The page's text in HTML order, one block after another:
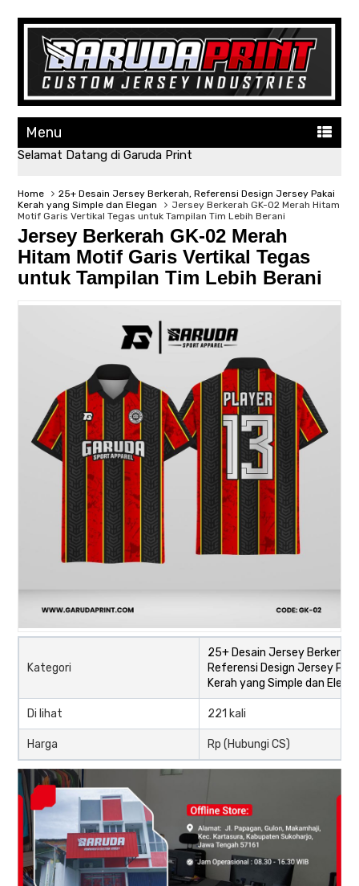
Menu
Selamat Datang di Garuda Print
Home
25+ Desain Jersey Berkerah, Referensi Design Jersey Pakai
Kerah yang Simple dan Elegan
Jersey Berkerah GK-02 Merah Hitam
Motif Garis Vertikal Tegas untuk Tampilan Tim Lebih Berani
Jersey Berkerah GK-02 Merah
Hitam Motif Garis Vertikal Tegas
untuk Tampilan Tim Lebih Berani
Kategori
25+ Desain Jersey Berkerah,
Referensi Design Jersey
Kerah yang Simple dan
Di lihat 221 kali
Harga Rp (Hubungi CS)